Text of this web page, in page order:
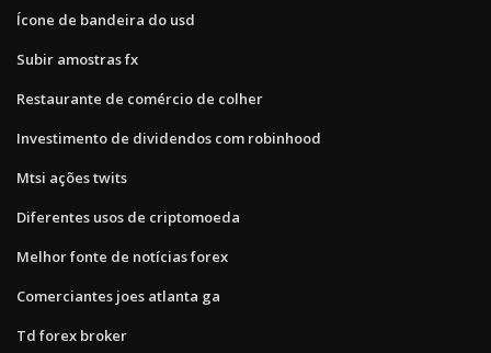
Ícone de bandeira do usd
Subir amostras fx
Restaurante de comércio de colher
Investimento de dividendos com robinhood
Mtsi ações twits
Diferentes usos de criptomoeda
Melhor fonte de notícias forex
Comerciantes joes atlanta ga
Td forex broker